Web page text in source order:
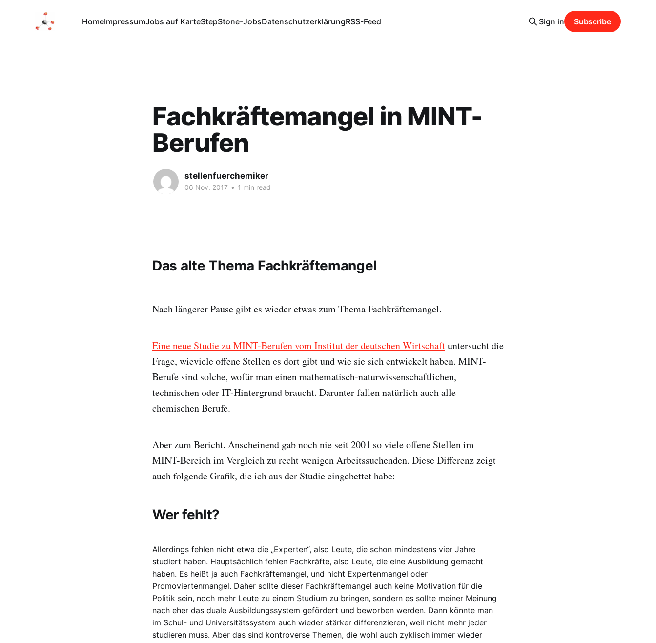
HomeImpressumJobs auf KarteStepStone-JobsDatenschutzerklärungRSS-Feed Sign in Subscribe
Fachkräftemangel in MINT-
Berufen
stellenfuerchemiker
06 Nov. 2017 • 1 min read
Das alte Thema Fachkräftemangel
Nach längerer Pause gibt es wieder etwas zum Thema Fachkräftemangel.
Eine neue Studie zu MINT-Berufen vom Institut der deutschen Wirtschaftuntersucht die
Frage, wieviele offene Stellen es dort gibt und wie sie sich entwickelt haben. MINT-
Berufe sind solche, wofür man einen mathematisch-naturwissenschaftlichen,
technischen oder IT-Hintergrund braucht. Darunter fallen natürlich auch alle
chemischen Berufe.
Aber zum Bericht. Anscheinend gab noch nie seit 2001 so viele offene Stellen im
MINT-Bereich im Vergleich zu recht wenigen Arbeitssuchenden. Diese Differenz zeigt
auch folgende Grafik, die ich aus der Studie eingebettet habe:
Wer fehlt?
Allerdings fehlen nicht etwa die „Experten“, also Leute, die schon mindestens vier Jahre
studiert haben. Hauptsächlich fehlen Fachkräfte, also Leute, die eine Ausbildung gemacht
haben. Es heißt ja auch Fachkräftemangel, und nicht Expertenmangel oder
Promoviertenmangel. Daher sollte dieser Fachkräftemangel auch keine Motivation für die
Politik sein, noch mehr Leute zu einem Studium zu bringen, sondern es sollte meiner Meinung
nach eher das duale Ausbildungssystem gefördert und beworben werden. Dann könnte man
im Schul- und Universitätssystem auch wieder stärker differenzieren, weil nicht mehr jeder
studieren muss. Aber das sind kontroverse Themen, die wohl auch zyklisch immer wieder